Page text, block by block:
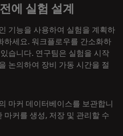
에 실험 설계
기능을 사용하여 실험을 계획하
하세요. 워크플로우를 간소화하
습니다. 연구팀은 실험을 시작
논의하여 장비 가동 시간을 절
마커 데이터베이스를 보관합니
마커를 생성, 저장 및 관리할 수